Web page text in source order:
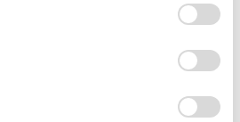
クッキー)が保存されることに同
Cookie(クッキー)のオプトアウト、
したりするにあたっては、当社の
の取り扱いについて
」をご覧くだ
の振動抑制による快適
いては